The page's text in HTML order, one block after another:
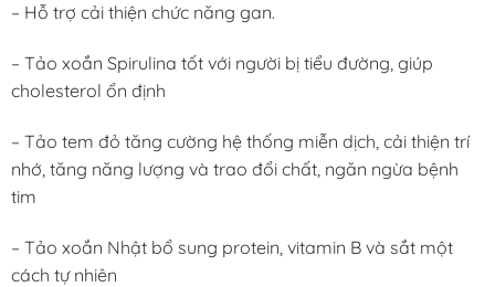
– Hỗ trợ cải thiện chức năng gan.
– Tảo xoắn Spirulina tốt với người bị tiểu đường, giúp
cholesterol ổn định
– Tảo tem đỏ tăng cường hệ thống miễn dịch, cải thiện trí
nhớ, tăng năng lượng và trao đổi chất, ngăn ngừa bệnh
tim
– Tảo xoắn Nhật bổ sung protein, vitamin B và sắt một
cách tự nhiên